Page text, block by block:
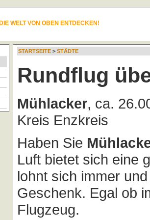
WELT VON OBEN ENTDECKEN!
STARTSEITE > STÄDTE
Rundflug
Mühlacker, ca.
Kreis Enzkreis
Haben Sie
Luft bietet sich eine
lohnt sich immer
Geschenk. Egal ob
Flugzeug.